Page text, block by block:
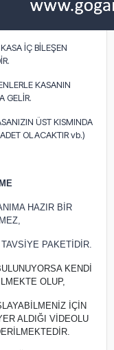
İÇ BİLEŞEN
KASANIN
GELİR.
ÜST KISMINDA
OLACAKTIR vb.)
HAZIR BİR
PAKETİDİR.
KENDİ
OLUP,
İÇİN
ALDIĞI VİDEOLU